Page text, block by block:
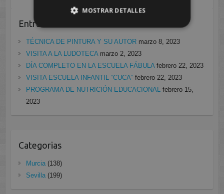
Entradas recientes
TÉCNICA DE PINTURA Y SU AUTOR marzo 8, 2023
VISITA A LA LUDOTECA marzo 2, 2023
DÍA COMPLETO EN LA ESCUELA FÁBULA febrero 22, 2023
VISITA ESCUELA INFANTIL “CUCA” febrero 22, 2023
PROGRAMA DE NUTRICIÓN EDUCACIONAL febrero 15,
2023
Categorias
Murcia(138)
Sevilla(199)
MOSTRAR DETALLES